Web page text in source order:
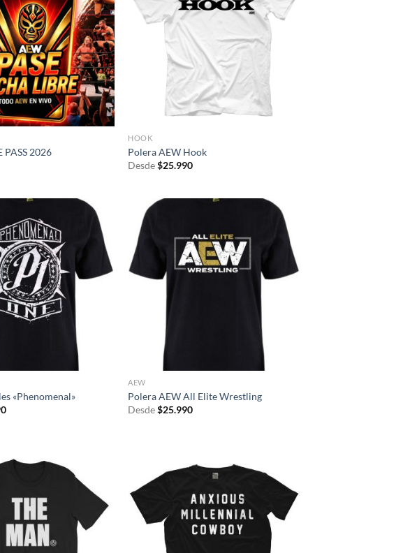
PASS 2026
HOOK
Polera AEW Hook
Desde$25.990
«Phenomenal»
AEW
Polera AEW All Elite Wrestling
Desde$25.990